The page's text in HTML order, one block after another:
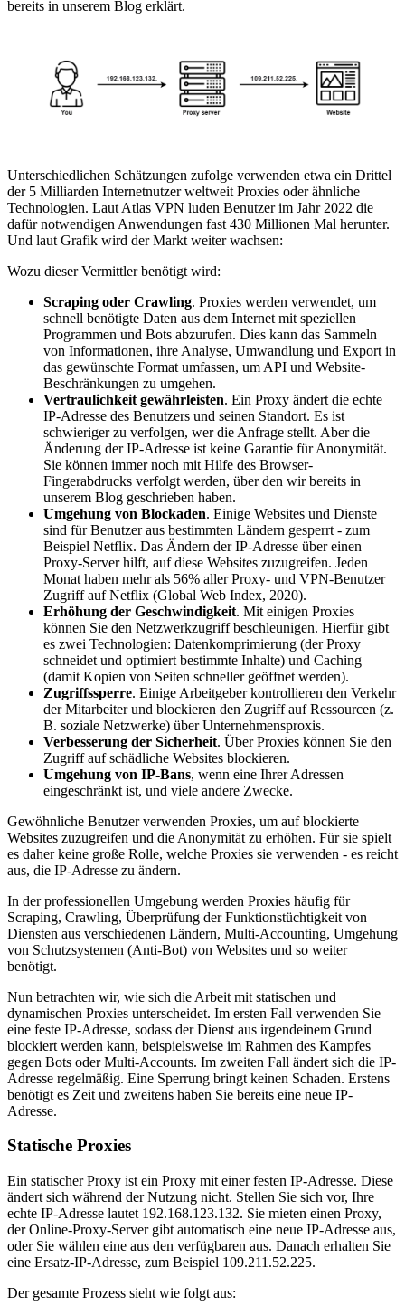
bereits in unserem Blog erklärt.
Unterschiedlichen Schätzungen zufolge verwenden etwa ein Drittel
der 5 Milliarden Internetnutzer weltweit Proxies oder ähnliche
Technologien. Laut Atlas VPN luden Benutzer im Jahr 2022 die
dafür notwendigen Anwendungen fast 430 Millionen Mal herunter.
Und laut Grafik wird der Markt weiter wachsen:
Wozu dieser Vermittler benötigt wird:
Scraping oder Crawling. Proxies werden verwendet, um
schnell benötigte Daten aus dem Internet mit speziellen
Programmen und Bots abzurufen. Dies kann das Sammeln
von Informationen, ihre Analyse, Umwandlung und Export in
das gewünschte Format umfassen, um API und Website-
Beschränkungen zu umgehen.
Vertraulichkeit gewährleisten. Ein Proxy ändert die echte
IP-Adresse des Benutzers und seinen Standort. Es ist
schwieriger zu verfolgen, wer die Anfrage stellt. Aber die
Änderung der IP-Adresse ist keine Garantie für Anonymität.
Sie können immer noch mit Hilfe des Browser-
Fingerabdrucks verfolgt werden, über den wir bereits in
unserem Blog geschrieben haben.
Umgehung von Blockaden. Einige Websites und Dienste
sind für Benutzer aus bestimmten Ländern gesperrt - zum
Beispiel Netflix. Das Ändern der IP-Adresse über einen
Proxy-Server hilft, auf diese Websites zuzugreifen. Jeden
Monat haben mehr als 56% aller Proxy- und VPN-Benutzer
Zugriff auf Netflix (Global Web Index, 2020).
Erhöhung der Geschwindigkeit. Mit einigen Proxies
können Sie den Netzwerkzugriff beschleunigen. Hierfür gibt
es zwei Technologien: Datenkomprimierung (der Proxy
schneidet und optimiert bestimmte Inhalte) und Caching
(damit Kopien von Seiten schneller geöffnet werden).
Zugriffssperre. Einige Arbeitgeber kontrollieren den Verkehr
der Mitarbeiter und blockieren den Zugriff auf Ressourcen (z.
B. soziale Netzwerke) über Unternehmensproxis.
Verbesserung der Sicherheit. Über Proxies können Sie den
Zugriff auf schädliche Websites blockieren.
Umgehung von IP-Bans, wenn eine Ihrer Adressen
eingeschränkt ist, und viele andere Zwecke.
Gewöhnliche Benutzer verwenden Proxies, um auf blockierte
Websites zuzugreifen und die Anonymität zu erhöhen. Für sie spielt
es daher keine große Rolle, welche Proxies sie verwenden - es reicht
aus, die IP-Adresse zu ändern.
In der professionellen Umgebung werden Proxies häufig für
Scraping, Crawling, Überprüfung der Funktionstüchtigkeit von
Diensten aus verschiedenen Ländern, Multi-Accounting, Umgehung
von Schutzsystemen (Anti-Bot) von Websites und so weiter
benötigt.
Nun betrachten wir, wie sich die Arbeit mit statischen und
dynamischen Proxies unterscheidet. Im ersten Fall verwenden Sie
eine feste IP-Adresse, sodass der Dienst aus irgendeinem Grund
blockiert werden kann, beispielsweise im Rahmen des Kampfes
gegen Bots oder Multi-Accounts. Im zweiten Fall ändert sich die IP-
Adresse regelmäßig. Eine Sperrung bringt keinen Schaden. Erstens
benötigt es Zeit und zweitens haben Sie bereits eine neue IP-
Adresse.
Statische Proxies
Ein statischer Proxy ist ein Proxy mit einer festen IP-Adresse. Diese
ändert sich während der Nutzung nicht. Stellen Sie sich vor, Ihre
echte IP-Adresse lautet 192.168.123.132. Sie mieten einen Proxy,
der Online-Proxy-Server gibt automatisch eine neue IP-Adresse aus,
oder Sie wählen eine aus den verfügbaren aus. Danach erhalten Sie
eine Ersatz-IP-Adresse, zum Beispiel 109.211.52.225.
Der gesamte Prozess sieht wie folgt aus: